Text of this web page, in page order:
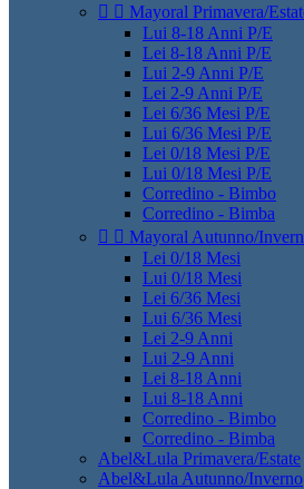
  Mayoral Primavera/
Lui 8-18 Anni P/E
Lei 8-18 Anni P/E
Lui 2-9 Anni P/E
Lei 2-9 Anni P/E
Lei 6/36 Mesi P/E
Lui 6/36 Mesi P/E
Lei 0/18 Mesi P/E
Lui 0/18 Mesi P/E
Corredino - Bimbo
Corredino - Bimba
  Mayoral Autunno/
Lei 0/18 Mesi
Lui 0/18 Mesi
Lei 6/36 Mesi
Lui 6/36 Mesi
Lei 2-9 Anni
Lui 2-9 Anni
Lei 8-18 Anni
Lui 8-18 Anni
Corredino - Bimbo
Corredino - Bimba
Abel&Lula Primavera/Estate
Abel&Lula Autunno/Inverno